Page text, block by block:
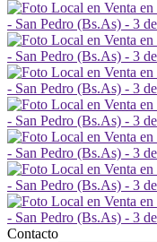
Contacto